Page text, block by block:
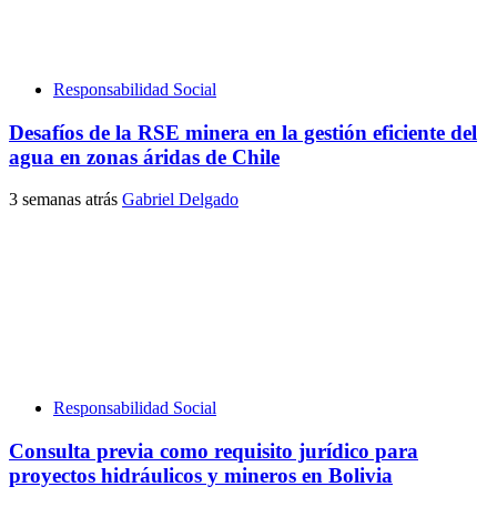
Responsabilidad Social
Desafíos de la RSE minera en la gestión eficiente del
agua en zonas áridas de Chile
3 semanas atrás Gabriel Delgado
Responsabilidad Social
Consulta previa como requisito jurídico para
proyectos hidráulicos y mineros en Bolivia